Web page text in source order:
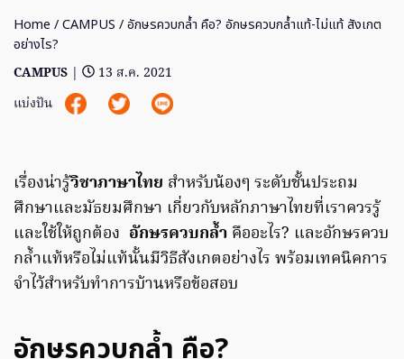
Home /CAMPUS / อักษรควบกล้ำ คือ? อักษรควบกล้ำแท้-ไม่แท้ สังเกต
อย่างไร?
CAMPUS |
13 ส.ค. 2021
แบ่งปัน
เรื่องน่ารู้วิชาภาษาไทย สำหรับน้องๆ ระดับชั้นประถม
ศึกษาและมัธยมศึกษา เกี่ยวกับหลักภาษาไทยที่เราควรรู้
และใช้ให้ถูกต้อง อักษรควบกล้ำ คืออะไร? และอักษรควบ
กล้ำแท้หรือไม่แท้นั้นมีวิธีสังเกตอย่างไร พร้อมเทคนิคการ
จำไว้สำหรับทำการบ้านหรือข้อสอบ
อักษรควบกล้ำ คือ?